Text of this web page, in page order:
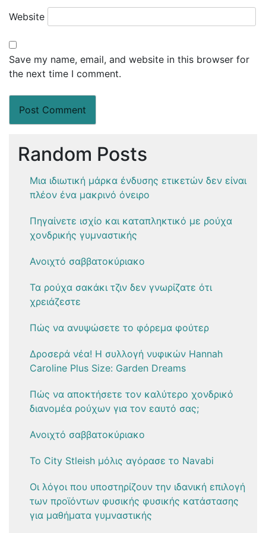
Website
Save my name, email, and website in this browser for
the next time I comment.
Random Posts
Μια ιδιωτική μάρκα ένδυσης ετικετών δεν είναι
πλέον ένα μακρινό όνειρο
Πηγαίνετε ισχίο και καταπληκτικό με ρούχα
χονδρικής γυμναστικής
Ανοιχτό σαββατοκύριακο
Τα ρούχα σακάκι τζιν δεν γνωρίζατε ότι
χρειάζεστε
Πώς να ανυψώσετε το φόρεμα φούτερ
Δροσερά νέα! Η συλλογή νυφικών Hannah
Caroline Plus Size: Garden Dreams
Πώς να αποκτήσετε τον καλύτερο χονδρικό
διανομέα ρούχων για τον εαυτό σας;
Ανοιχτό σαββατοκύριακο
Το City Stleish μόλις αγόρασε το Navabi
Οι λόγοι που υποστηρίζουν την ιδανική επιλογή
των προϊόντων φυσικής φυσικής κατάστασης
για μαθήματα γυμναστικής